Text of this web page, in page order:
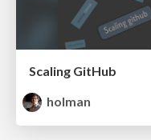
Scaling GitHub
holman